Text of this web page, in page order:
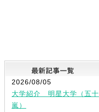
2026/08/05
大学紹介 明星大学（五十
嵐）